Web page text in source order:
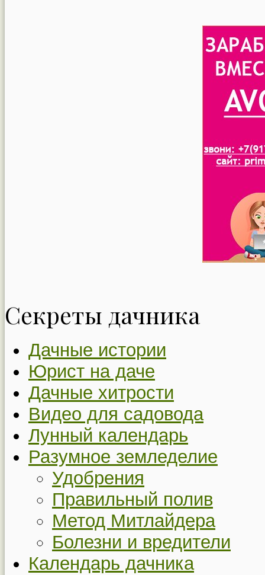
Секреты дачника
Дачные истории
Юрист на даче
Дачные хитрости
Видео для садовода
Лунный календарь
Разумное земледелие
Удобрения
Правильный полив
Метод Митлайдера
Болезни и вредители
Календарь дачника